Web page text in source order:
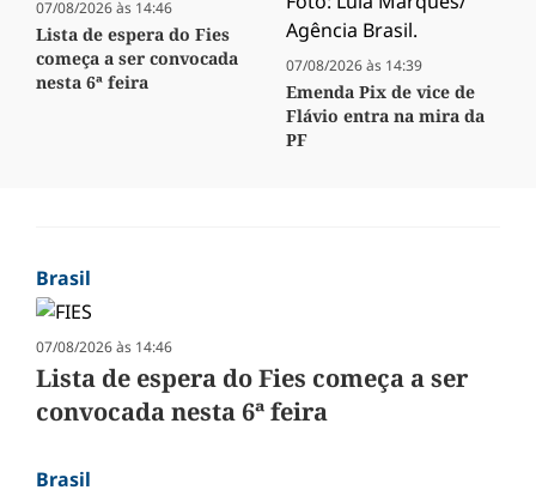
07/08/2026 às 14:46
Lista de espera do Fies
começa a ser convocada
nesta 6ª feira
07/08/2026 às 14:39
Emenda Pix de vice de
Flávio entra na mira da
PF
Brasil
07/08/2026 às 14:46
Lista de espera do Fies começa a ser
convocada nesta 6ª feira
Brasil